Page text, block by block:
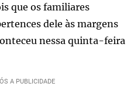
que os familiares
dele às margens
nessa quinta-feira